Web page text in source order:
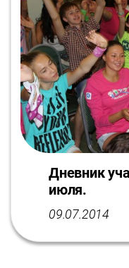
Дневник
июля.
09.07.2014